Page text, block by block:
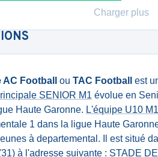
Charger plus
Football ou TAC Football
est
SENIOR M1 évolue en
Haute Garonne. L'équipe U10 M1
1 dans la ligue Haute
à departemental. Il est situé
à l'adresse suivante : STADE